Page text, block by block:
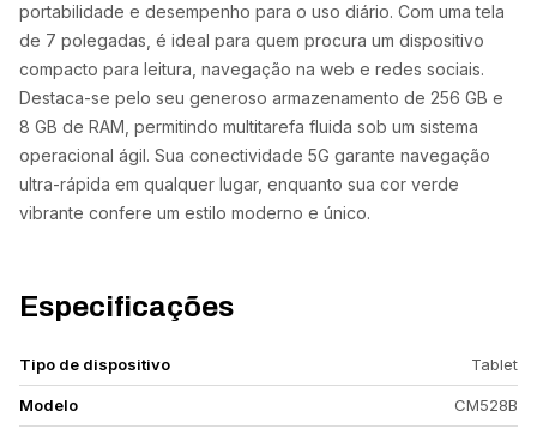
portabilidade e desempenho para o uso diário. Com uma tela
de 7 polegadas, é ideal para quem procura um dispositivo
compacto para leitura, navegação na web e redes sociais.
Destaca-se pelo seu generoso armazenamento de 256 GB e
8 GB de RAM, permitindo multitarefa fluida sob um sistema
operacional ágil. Sua conectividade 5G garante navegação
ultra-rápida em qualquer lugar, enquanto sua cor verde
vibrante confere um estilo moderno e único.
Especificações
Tipo de dispositivo Tablet
Modelo CM528B